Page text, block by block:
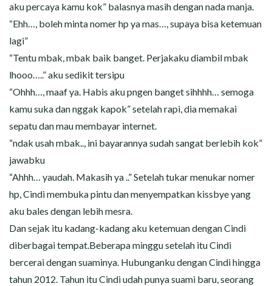
aku percaya kamu kok” balasnya masih dengan nada manja.
“Ehh…, boleh minta nomer hp ya mas…, supaya bisa ketemuan
lagi”
“Tentu mbak, mbak baik banget. Perjakaku diambil mbak
lhooo…..” aku sedikit tersipu
“Ohhh…, maaf ya. Habis aku pngen banget sihhhh… semoga
kamu suka dan nggak kapok” setelah rapi, dia memakai
sepatu dan mau membayar internet.
“ndak usah mbak.., ini bayarannya sudah sangat berlebih kok”
jawabku
“Ahhh… yaudah. Makasih ya ..” Setelah tukar menukar nomer
hp, Cindi membuka pintu dan menyempatkan kissbye yang
aku bales dengan lebih mesra.
Dan sejak itu kadang-kadang aku ketemuan dengan Cindi
diberbagai tempat.Beberapa minggu setelah itu Cindi
bercerai dengan suaminya. Hubunganku dengan Cindi hingga
tahun 2012. Tahun itu Cindi udah punya suami baru, seorang